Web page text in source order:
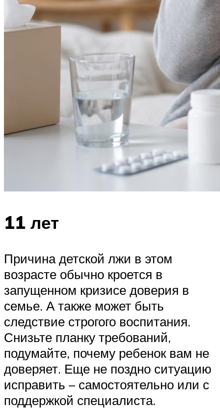
11 лет
Причина детской лжи в этом
возрасте обычно кроется в
запущенном кризисе доверия в
семье. А также может быть
следствие строгого воспитания.
Снизьте планку требований,
подумайте, почему ребенок вам не
доверяет. Еще не поздно ситуацию
исправить – самостоятельно или с
поддержкой специалиста.